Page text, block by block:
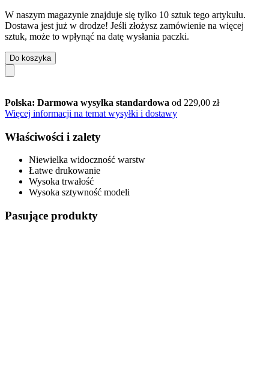
W naszym magazynie znajduje się tylko 10 sztuk tego artykułu.
Dostawa jest już w drodze! Jeśli złożysz zamówienie na więcej
sztuk, może to wpłynąć na datę wysłania paczki.
Do koszyka
Polska: Darmowa wysyłka standardowa od 229,00 zł
Więcej informacji na temat wysyłki i dostawy
Właściwości i zalety
Niewielka widoczność warstw
Łatwe drukowanie
Wysoka trwałość
Wysoka sztywność modeli
Pasujące produkty